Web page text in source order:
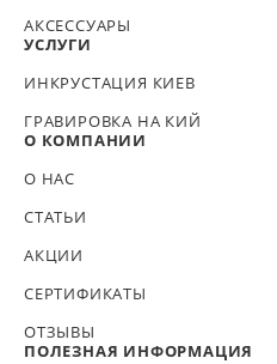
АКСЕССУАРЫ
УСЛУГИ
ИНКРУСТАЦИЯ КИЕВ
ГРАВИРОВКА НА КИЙ
О КОМПАНИИ
О НАС
СТАТЬИ
АКЦИИ
СЕРТИФИКАТЫ
ОТЗЫВЫ
ПОЛЕЗНАЯ ИНФОРМАЦИЯ